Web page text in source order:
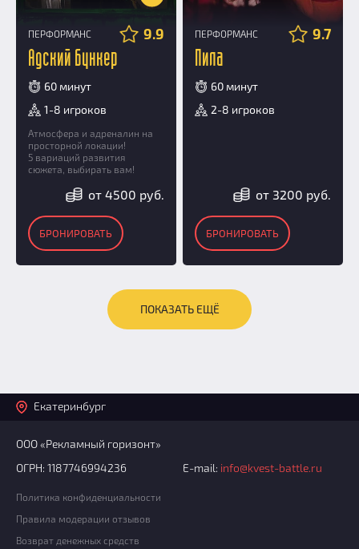
ПЕРФОРМАНС 9.9
Адский бункер
60 минут
1-8 игроков
Атмосфера и адреналин на
просторной локации!
5 вариаций развития
сюжета, выбирать вам!
от 4500 руб.
БРОНИРОВАТЬ
ПЕРФОРМАНС 9.7
Пила
60 минут
2-8 игроков
от 3200 руб.
БРОНИРОВАТЬ
ПОКАЗАТЬ ЕЩЁ
Екатеринбург
ООО «Рекламный горизонт»
ОГРН: 1187746994236
E-mail: info@kvest-battle.ru
Политика конфиденциальности
Правила модерации отзывов
Возврат денежных средств